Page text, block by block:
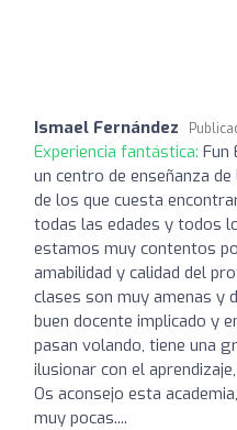
Ismael Fernández
Experiencia fantástica: Fun
un centro de enseñanza
de los que cuesta
todas las edades y todos
estamos muy contentos
amabilidad y calidad del
clases son muy amenas y
buen docente implicado y
pasan volando, tiene una
ilusionar con el
Os aconsejo esta
muy pocas....